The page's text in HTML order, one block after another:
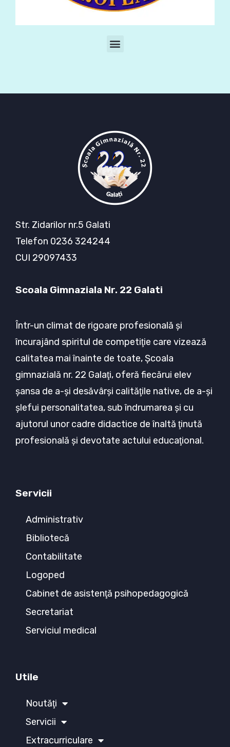
Str. Zidarilor nr.5 Galati
Telefon 0236 324244
CUI 29097433
Scoala Gimnaziala Nr. 22 Galati
Într-un climat de rigoare profesională şi
încurajând spiritul de competiţie care vizează
calitatea mai înainte de toate, Şcoala
gimnazială nr. 22 Galaţi, oferă fiecărui elev
şansa de a-şi desăvârşi calităţile native, de a-şi
şlefui personalitatea, sub îndrumarea şi cu
ajutorul unor cadre didactice de înaltă ţinută
profesională şi devotate actului educaţional.
Servicii
Administrativ
Bibliotecă
Contabilitate
Logoped
Cabinet de asistenţă psihopedagogică
Secretariat
Serviciul medical
Utile
Noutăţi
Servicii
Extracurriculare